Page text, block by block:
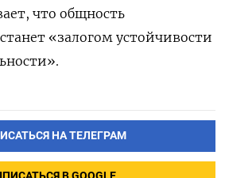
что общность
«залогом устойчивости
НА ТЕЛЕГРАМ